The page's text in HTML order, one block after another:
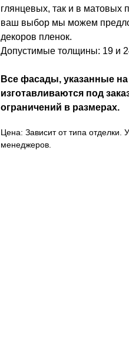
глянцевых, так и в матовых
ваш выбор мы можем
декоров пленок.
Допустимые толщины: 19 и
Все фасады, указанные на
изготавливаются под
ограничений в размерах.
Цена: Зависит от типа отделки.
менеджеров.